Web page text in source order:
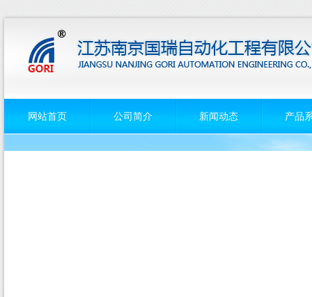
网站首页 公司简介 新闻动态 产品